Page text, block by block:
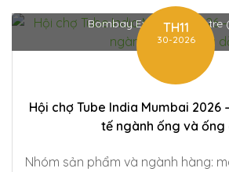
Bombay Exhibition Centre
TH11
30-2026
Hội chợ Tube India Mumbai 2026
tế ngành ống và ống
Nhóm sản phẩm và ngành hàng: